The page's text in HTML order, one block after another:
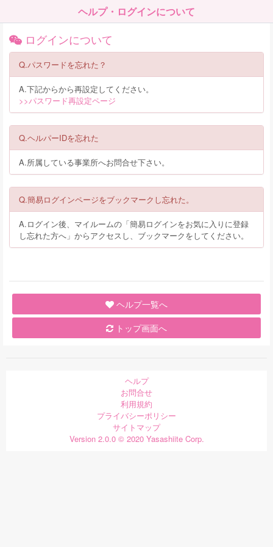
ヘルプ・ログインについて
ログインについて
Q.パスワードを忘れた？
A.下記からから再設定してください。
>>パスワード再設定ページ
Q.ヘルパーIDを忘れた
A.所属している事業所へお問合せ下さい。
Q.簡易ログインページをブックマークし忘れた。
A.ログイン後、マイルームの「簡易ログインをお気に入りに登録
し忘れた方へ」からアクセスし、ブックマークをしてください。
ヘルプ一覧へ
トップ画面へ
ヘルプ
お問合せ
利用規約
プライバシーポリシー
サイトマップ
Version 2.0.0 © 2020 Yasashiite Corp.